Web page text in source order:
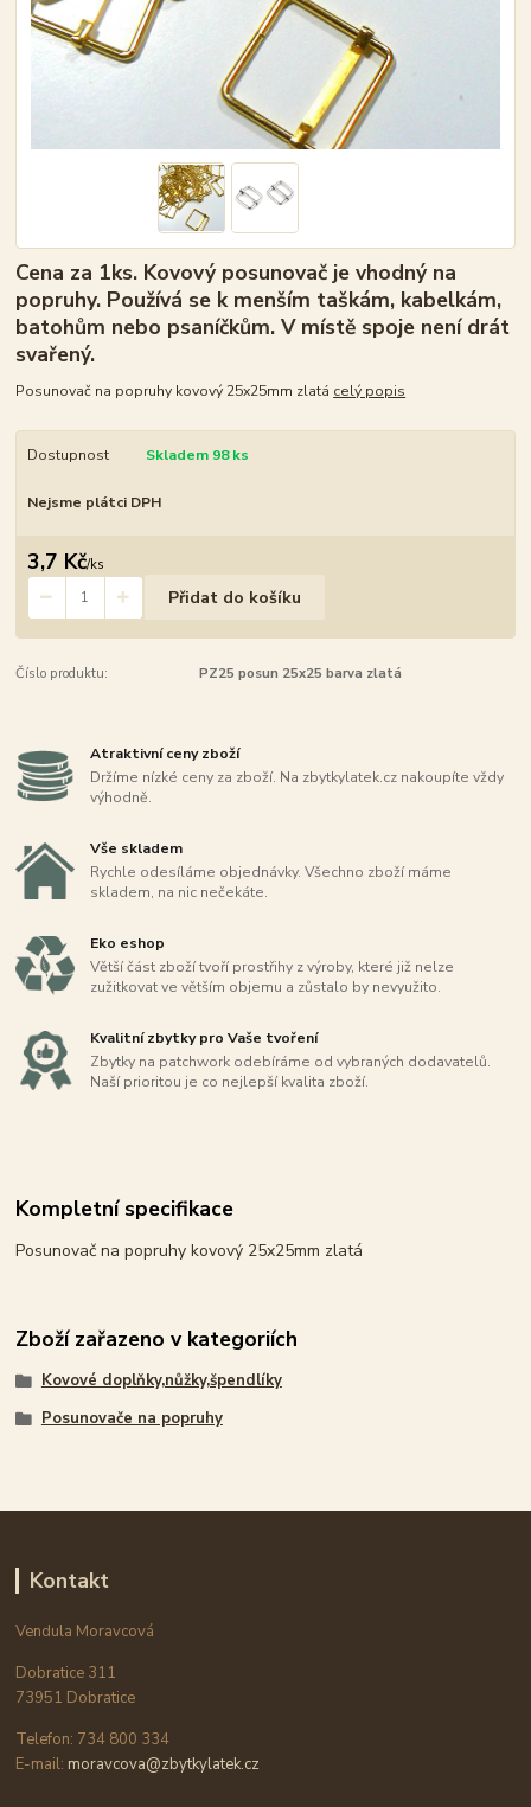
Cena za 1ks. Kovový posunovač je vhodný na
popruhy. Používá se k menším taškám, kabelkám,
batohům nebo psaníčkům. V místě spoje není drát
svařený.
Posunovač na popruhy kovový 25x25mm zlatá celý popis
Dostupnost Skladem 98 ks
Nejsme plátci DPH
3,7 Kč/ks
Přidat do košíku
Číslo produktu: PZ25 posun 25x25 barva zlatá
Atraktivní ceny zboží
Držíme nízké ceny za zboží. Na zbytkylatek.cz nakoupíte vždy
výhodně.
Vše skladem
Rychle odesíláme objednávky. Všechno zboží máme
skladem, na nic nečekáte.
Eko eshop
Větší část zboží tvoří prostřihy z výroby, které již nelze
zužitkovat ve větším objemu a zůstalo by nevyužito.
Kvalitní zbytky pro Vaše tvoření
Zbytky na patchwork odebíráme od vybraných dodavatelů.
Naší prioritou je co nejlepší kvalita zboží.
Kompletní specifikace
Posunovač na popruhy kovový 25x25mm zlatá
Zboží zařazeno v kategoriích
Kovové doplňky,nůžky,špendlíky
Posunovače na popruhy
Kontakt
Vendula Moravcová
Dobratice 311
73951 Dobratice
Telefon: 734 800 334
E-mail: moravcova@zbytkylatek.cz